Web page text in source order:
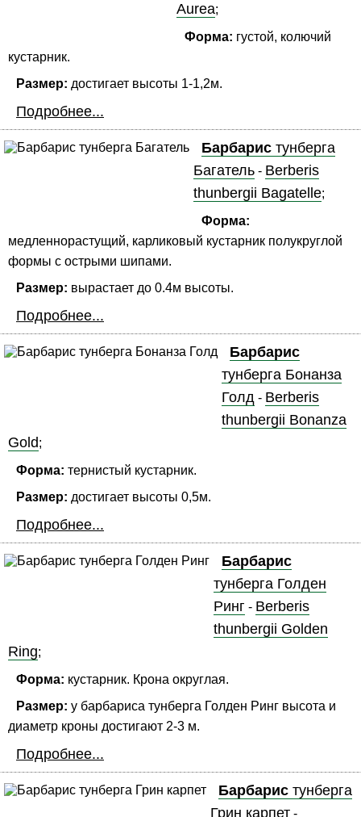
Aurea;
Форма: густой, колючий
кустарник.
Размер: достигает высоты 1-1,2м.
Подробнее...
Барбарис тунберга
Багатель - Berberis
thunbergii Bagatelle;
Форма:
медленнорастущий, карликовый кустарник полукруглой
формы с острыми шипами.
Размер: вырастает до 0.4м высоты.
Подробнее...
Барбарис
тунберга Бонанза
Голд - Berberis
thunbergii Bonanza
Gold;
Форма: тернистый кустарник.
Размер: достигает высоты 0,5м.
Подробнее...
Барбарис
тунберга Голден
Ринг - Berberis
thunbergii Golden
Ring;
Форма: кустарник. Крона округлая.
Размер: у барбариса тунберга Голден Ринг высота и
диаметр кроны достигают 2-3 м.
Подробнее...
Барбарис тунберга
Грин карпет -